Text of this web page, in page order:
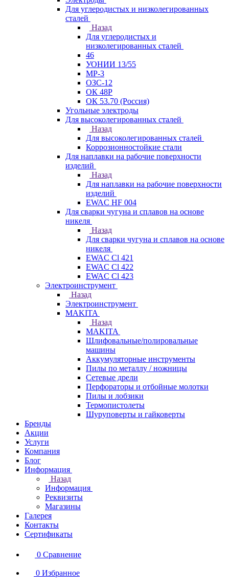
Для углеродистых и низколегированных
сталей
Назад
Для углеродистых и
низколегированных сталей
46
УОНИИ 13/55
МР-3
ОЗС-12
ОК 48Р
ОК 53.70 (Россия)
Угольные электроды
Для высоколегированных сталей
Назад
Для высоколегированных сталей
Коррозионностойкие стали
Для наплавки на рабочие поверхности
изделий
Назад
Для наплавки на рабочие поверхности
изделий
EWAC HF 004
Для сварки чугуна и сплавов на основе
никеля
Назад
Для сварки чугуна и сплавов на основе
никеля
EWAC Cl 421
EWAC Cl 422
EWAC Cl 423
Электроинструмент
Назад
Электроинструмент
МAKITA
Назад
МAKITA
Шлифовальные/полировальные
машины
Аккумуляторные инструменты
Пилы по металлу / ножницы
Сетевые дрели
Перфораторы и отбойные молотки
Пилы и лобзики
Термопистолеты
Шуруповерты и гайковерты
Бренды
Акции
Услуги
Компания
Блог
Информация
Назад
Информация
Реквизиты
Магазины
Галерея
Контакты
Сертификаты
0 Сравнение
0 Избранное